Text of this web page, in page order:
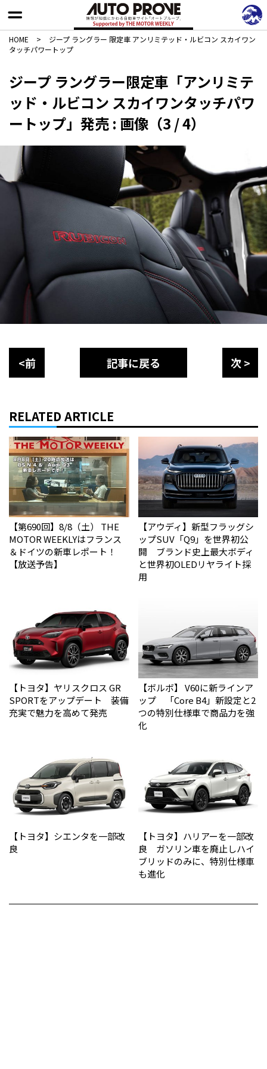
HOME >
ジープ ラングラー 限定車 アンリミテッド・ルビコン スカイワン
タッチパワートップ
ジープ ラングラー限定車「アンリミテ
ッド・ルビコン スカイワンタッチパワ
ートップ」発売 : 画像（3 / 4）
<前 記事に戻る 次 >
RELATED ARTICLE
【第690回】8/8（土） THE
MOTOR WEEKLYはフランス
＆ドイツの新車レポート！
【放送予告】
【アウディ】新型フラッグシ
ップSUV「Q9」を世界初公
開 ブランド史上最大ボディ
と世界初OLEDリヤライト採
用
【トヨタ】ヤリスクロス GR
SPORTをアップデート 装備
充実で魅力を高めて発売
【ボルボ】 V60に新ラインア
ップ 「Core B4」新設定と2
つの特別仕様車で商品力を強
化
【トヨタ】シエンタを一部改
良
【トヨタ】ハリアーを一部改
良 ガソリン車を廃止しハイ
ブリッドのみに、特別仕様車
も進化